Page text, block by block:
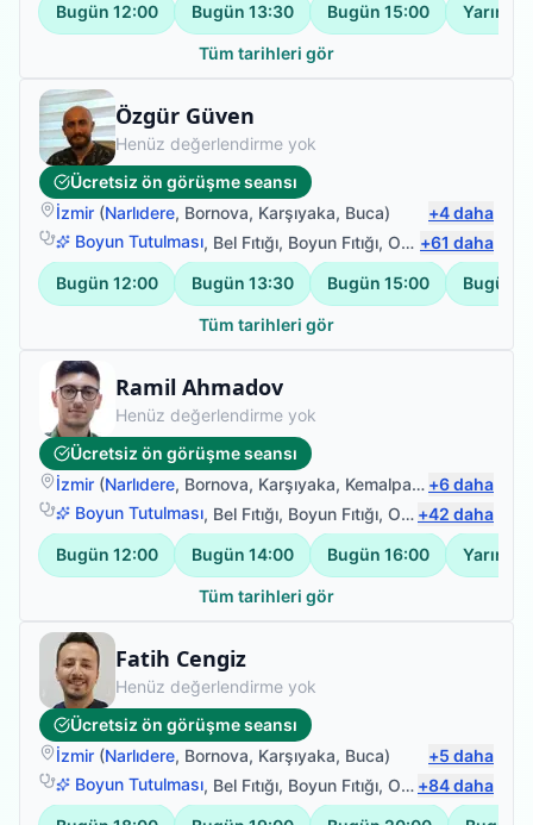
Bugün 12:00 Bugün 13:30 Bugün 15:00 Yarın
Tüm tarihleri gör
Özgür Güven
Fizyoterapist
Henüz değerlendirme yok
Ücretsiz ön görüşme seansı
İzmir (Narlıdere, Bornova, Karşıyaka, Buca) +4daha
Boyun Tutulması, Bel Fıtığı, Boyun Fıtığı, Omuz Bağ Yaralanması +61 daha
Bugün 12:00 Bugün 13:30 Bugün 15:00 Bugün
Tüm tarihleri gör
Ramil Ahmadov
Fizyoterapist
Henüz değerlendirme yok
Ücretsiz ön görüşme seansı
İzmir (Narlıdere, Bornova, Karşıyaka, Kemalpaşa )
+6daha
Boyun Tutulması, Bel Fıtığı, Boyun Fıtığı, Omuz Bağ Yaralanması +42 daha
Bugün 12:00 Bugün 14:00 Bugün 16:00 Yarın
Tüm tarihleri gör
Fatih Cengiz
Fizyoterapist
Henüz değerlendirme yok
Ücretsiz ön görüşme seansı
İzmir (Narlıdere, Bornova, Karşıyaka, Buca) +5 daha
Boyun Tutulması, Bel Fıtığı, Boyun Fıtığı, Omuz Bağ Yaralanması +84daha